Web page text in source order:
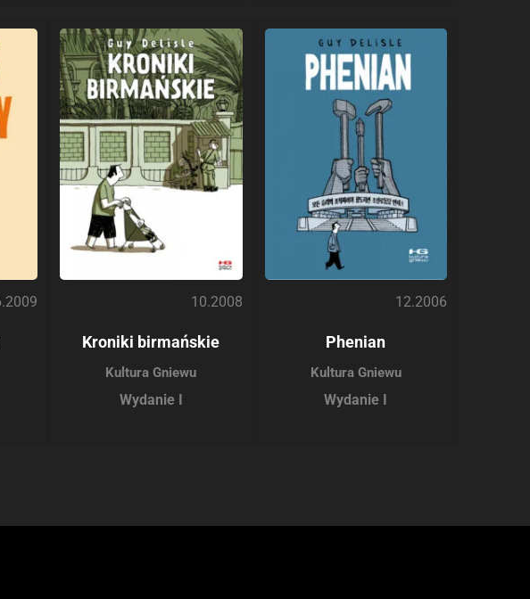
10.2008
Kroniki birmańskie
Kultura Gniewu
Wydanie I
12.2006
Phenian
Kultura Gniewu
Wydanie I